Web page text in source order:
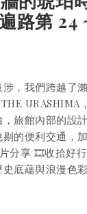
路第 24
，我們跨越了
URASHIMA
旅館內部的設
的便利交通，
分享 🎞️收拾好
底蘊與浪漫色